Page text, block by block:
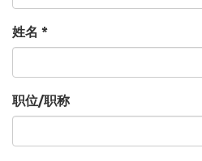
姓名 *
职位/职称